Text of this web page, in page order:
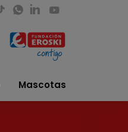
Mascotas